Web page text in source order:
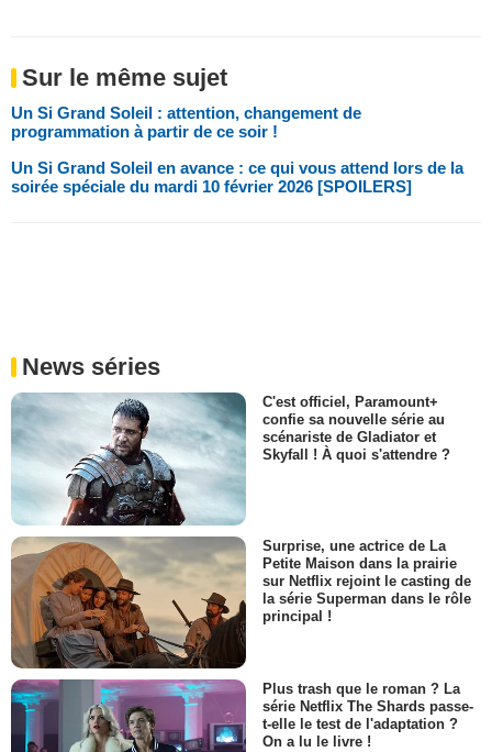
Sur le même sujet
Un Si Grand Soleil : attention, changement de
programmation à partir de ce soir !
Un Si Grand Soleil en avance : ce qui vous attend lors de la
soirée spéciale du mardi 10 février 2026 [SPOILERS]
News séries
C'est officiel, Paramount+
confie sa nouvelle série au
scénariste de Gladiator et
Skyfall ! À quoi s'attendre ?
Surprise, une actrice de La
Petite Maison dans la prairie
sur Netflix rejoint le casting de
la série Superman dans le rôle
principal !
Plus trash que le roman ? La
série Netflix The Shards passe-
t-elle le test de l'adaptation ?
On a lu le livre !